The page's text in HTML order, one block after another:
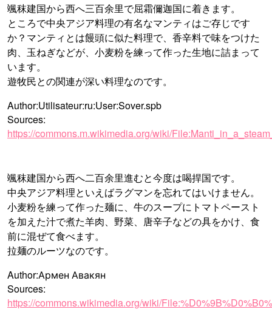
颯秣建国から西へ三百余里で屈霜儞迦国に着きます。
ところで中央アジア料理の有名なマンティはご存じです
か？マンティとは饅頭に似た料理で、香辛料で味をつけた
肉、玉ねぎなどが、小麦粉を練って作った生地に詰まって
います。
遊牧民との関連が深い料理なのです。
Author:Utilisateur:ru:User:Sover.spb
Sources:
https://commons.m.wikimedia.org/wiki/
颯秣建国から西へ二百余里進むと今度は喝捍国です。
中央アジア料理といえばラグマンを忘れてはいけません。
小麦粉を練って作った麺に、牛のスープにトマトペースト
を加えた汁で煮た羊肉、野菜、唐辛子などの具をかけ、食
前に混ぜて食べます。
拉麺のルーツなのです。
Author:Армен Авакян
Sources:
https://commons.wikimedia.org/wiki/